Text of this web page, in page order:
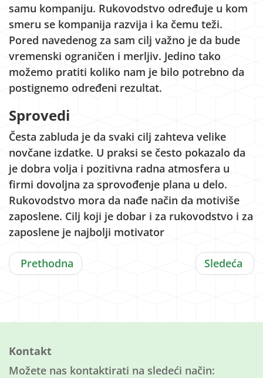
samu kompaniju. Rukovodstvo određuje u kom
smeru se kompanija razvija i ka čemu teži.
Pored navedenog za sam cilj važno je da bude
vremenski ograničen i merljiv. Jedino tako
možemo pratiti koliko nam je bilo potrebno da
postignemo određeni rezultat.
Sprovedi
Česta zabluda je da svaki cilj zahteva velike
novčane izdatke. U praksi se često pokazalo da
je dobra volja i pozitivna radna atmosfera u
firmi dovoljna za sprovođenje plana u delo.
Rukovodstvo mora da nađe način da motiviše
zaposlene. Cilj koji je dobar i za rukovodstvo i za
zaposlene je najbolji motivator
Prethodna Sledeća
Kontakt
Možete nas kontaktirati na sledeći način: